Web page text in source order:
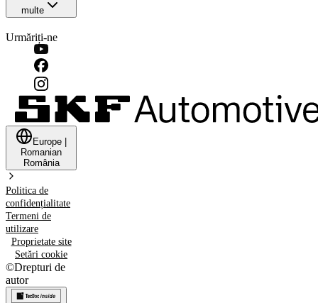
multe
Urmăriți-ne
Europe
Romanian
România
Politica de
confidențialitate
Termeni de
utilizare
Proprietate site
Setări cookie
©Drepturi de
autor